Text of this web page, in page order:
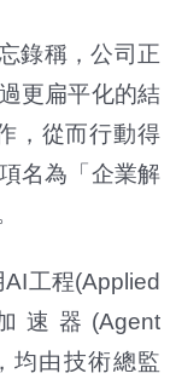
錄稱，公司正
更扁平化的結
，從而行動得
名為「企業解
工程(Applied
速器(Agent
均由技術總監